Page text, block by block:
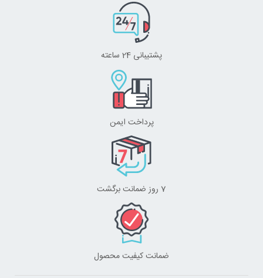
پشتیبانی 24 ساعته
پرداخت ایمن
7 روز ضمانت برگشت
ضمانت کیفیت محصول